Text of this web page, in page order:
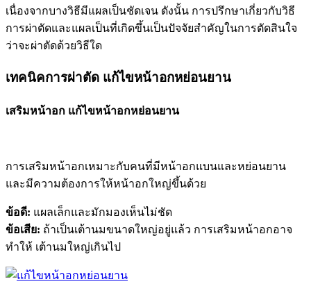
เนื่องจากบางวิธีมีแผลเป็นชัดเจน ดังนั้น การปรึกษาเกี่ยวกับวิธี
การผ่าตัดและแผลเป็นที่เกิดขึ้นเป็นปัจจัยสำคัญในการตัดสินใจ
ว่าจะผ่าตัดด้วยวิธีใด
เทคนิคการผ่าตัด แก้ไขหน้าอกหย่อนยาน
เสริมหน้าอก แก้ไขหน้าอกหย่อนยาน
การเสริมหน้าอกเหมาะกับคนที่มีหน้าอกแบนและหย่อนยาน
และมีความต้องการให้หน้าอกใหญ่ขึ้นด้วย
ข้อดี: แผลเล็กและมักมองเห็นไม่ชัด
ข้อเสีย: ถ้าเป็นเต้านมขนาดใหญ่อยู่แล้ว การเสริมหน้าอกอาจ
ทำให้ เต้านมใหญ่เกินไป